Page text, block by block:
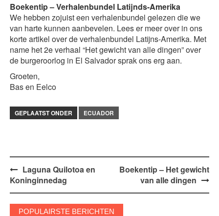
Boekentip – Verhalenbundel Latijnds-Amerika
We hebben zojuist een verhalenbundel gelezen die we
van harte kunnen aanbevelen. Lees er meer over in ons
korte artikel over de verhalenbundel Latijns-Amerika. Met
name het 2e verhaal “Het gewicht van alle dingen” over
de burgeroorlog in El Salvador sprak ons erg aan.
Groeten,
Bas en Eelco
GEPLAATST ONDER ECUADOR
Bericht
navigatie
Laguna Quilotoa en
Koninginnedag
Boekentip – Het gewicht
van alle dingen
POPULAIRSTE BERICHTEN